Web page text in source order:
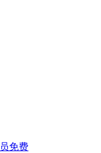
免费